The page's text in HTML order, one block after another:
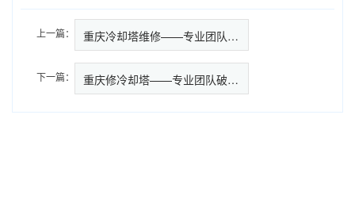
上一篇： 重庆冷却塔维修——专业团队破解…
下一篇： 重庆修冷却塔——专业团队破解工